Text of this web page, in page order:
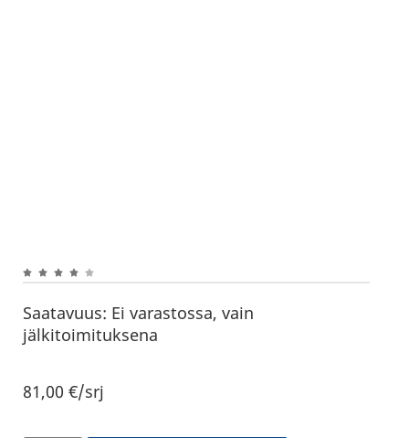
Saatavuus: Ei varastossa, vain
jälkitoimituksena
81,00€/srj